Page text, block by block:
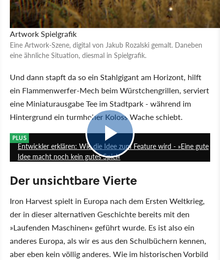
ArtworkSpielgrafik
Eine Artwork-Szene, digital von Jakub Rozalski gemalt. Daneben
eine ähnliche Situation, diesmal in Spielgrafik.
Und dann stapft da so ein Stahlgigant am Horizont, hilft
ein Flammenwerfer-Mech beim Würstchengrillen, serviert
eine Miniaturausgabe Tee im Stadtpark - während im
Hintergrund ein turmhoher Koloss Wache schiebt.
PLUS
Entwickler erklären: Wie die Idee zum Feature wird - »Eine gute
Idee macht noch kein gutes Spiel«
Der unsichtbare Vierte
Iron Harvest spielt in Europa nach dem Ersten Weltkrieg,
der in dieser alternativen Geschichte bereits mit den
»Laufenden Maschinen« geführt wurde. Es ist also ein
anderes Europa, als wir es aus den Schulbüchern kennen,
aber eben kein völlig anderes. Wie im historischen Vorbild